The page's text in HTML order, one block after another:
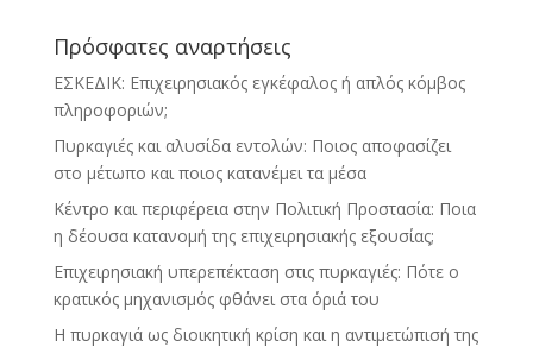
Πρόσφατες αναρτήσεις
ΕΣΚΕΔΙΚ: Επιχειρησιακός εγκέφαλος ή απλός κόμβος
πληροφοριών;
Πυρκαγιές και αλυσίδα εντολών: Ποιος αποφασίζει
στο μέτωπο και ποιος κατανέμει τα μέσα
Κέντρο και περιφέρεια στην Πολιτική Προστασία: Ποια
η δέουσα κατανομή της επιχειρησιακής εξουσίας;
Επιχειρησιακή υπερεπέκταση στις πυρκαγιές: Πότε ο
κρατικός μηχανισμός φθάνει στα όριά του
Η πυρκαγιά ως διοικητική κρίση και η αντιμετώπισή της